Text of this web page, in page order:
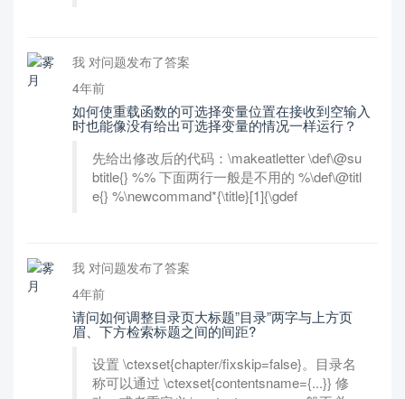
我 对问题发布了答案
4年前
如何使重载函数的可选择变量位置在接收到空输入
时也能像没有给出可选择变量的情况一样运行？
先给出修改后的代码：\makeatletter \def\@su
btitle{} %% 下面两行一般是不用的 %\def\@titl
e{} %\newcommand*{\title}[1]{\gdef
我 对问题发布了答案
4年前
请问如何调整目录页大标题”目录”两字与上方页
眉、下方检索标题之间的间距?
设置 \ctexset{chapter/fixskip=false}。目录名
称可以通过 \ctexset{contentsname={...}} 修